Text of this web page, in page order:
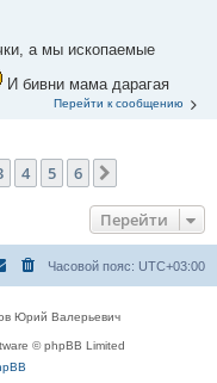
а мы ископаемые
И бивни мама дарагая
Перейти к сообщению
4 5 6
Перейти
Часовой пояс: UTC+03:00
Юрий Валерьевич
© phpBB Limited